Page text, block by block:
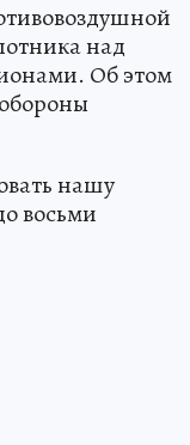
над
Об этом
нашу
восьми